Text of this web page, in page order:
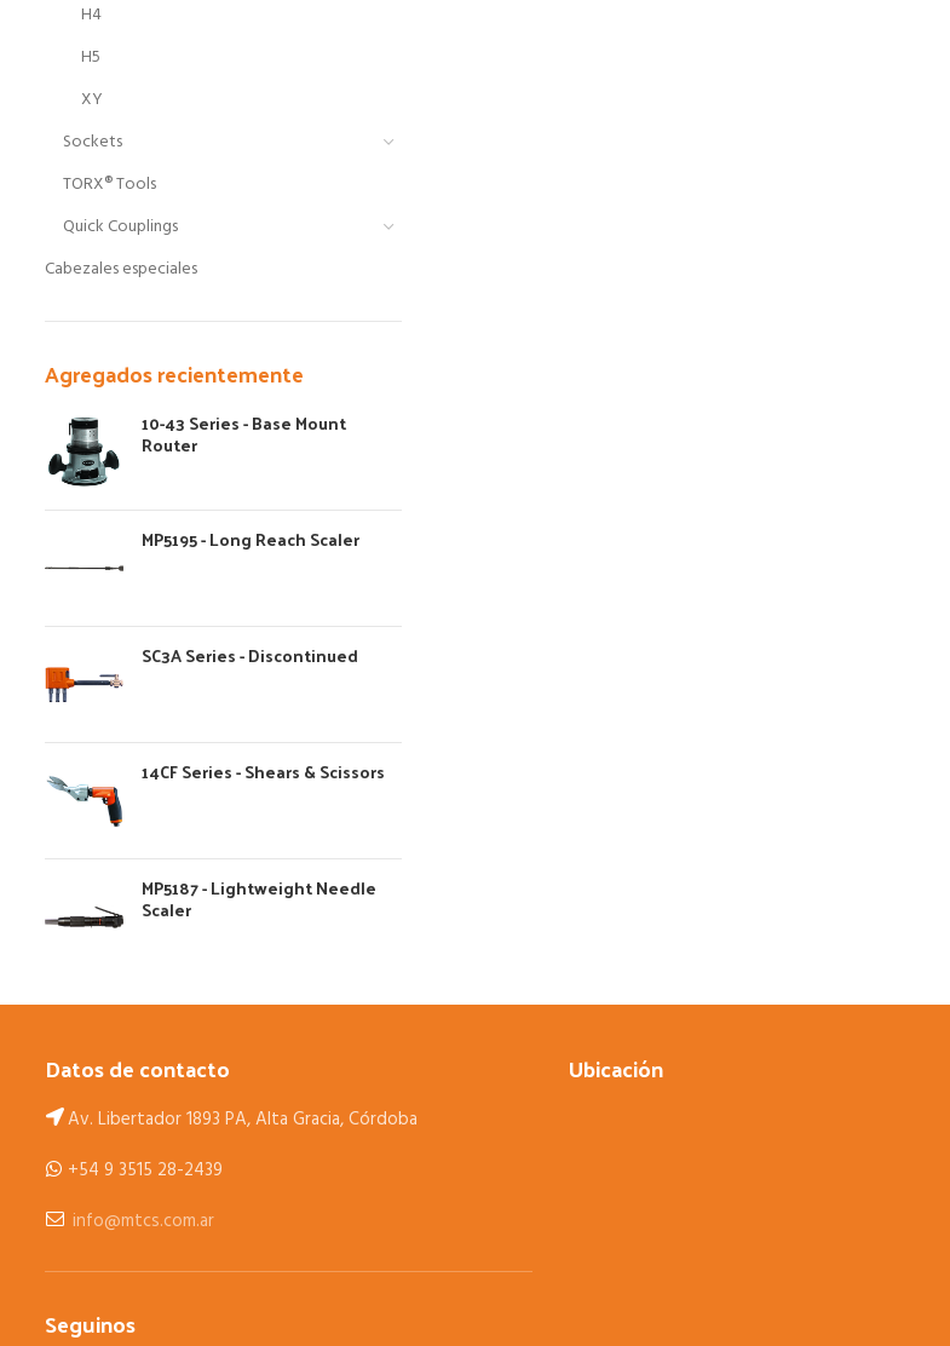
H4
H5
XY
Sockets
TORX® Tools
Quick Couplings
Cabezales especiales
Agregados recientemente
10-43 Series - Base Mount
Router
MP5195 - Long Reach Scaler
SC3A Series - Discontinued
14CF Series - Shears & Scissors
MP5187 - Lightweight Needle
Scaler
Datos de contacto
Av. Libertador 1893 PA, Alta Gracia, Córdoba
+54 9 3515 28-2439
info@mtcs.com.ar
Seguinos
Ubicación